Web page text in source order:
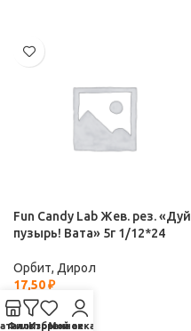
Fun Candy Lab Жев. рез. «Дуй
пузырь! Вата» 5г 1/12*24
Орбит, Дирол
17,50₽
Фильтры
Избранное
Мой аккаунт